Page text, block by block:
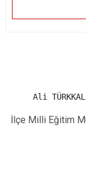
Ali TÜRKKAL
İlçe Milli Eğitim